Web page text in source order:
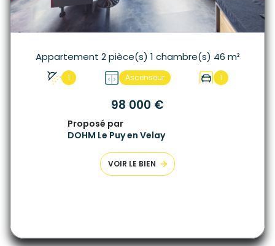
Appartement 2 pièce(s) 1 chambre(s) 46 m²
1 Ascenseur 1
98 000 €
Proposé par
DOHM Le Puy en Velay
VOIR LE BIEN